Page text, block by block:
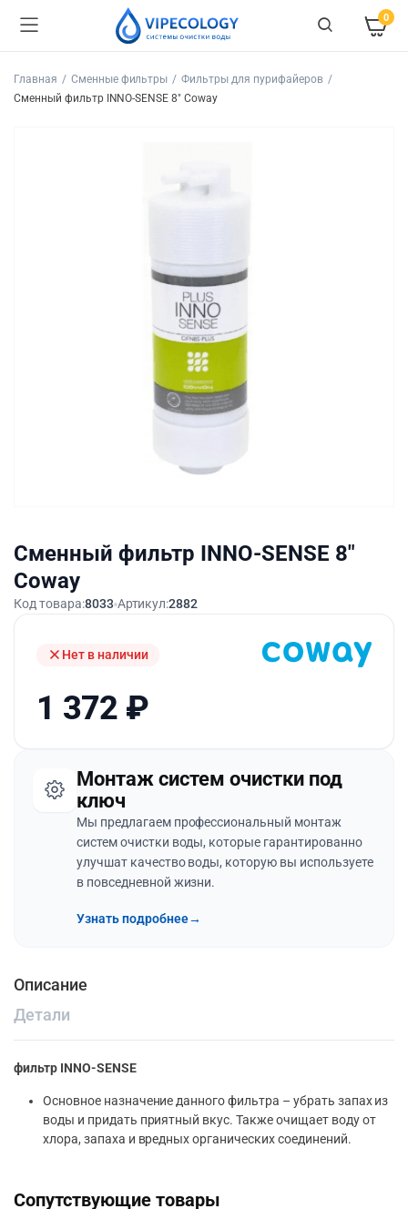
0
Главная Сменные фильтры
Фильтры для пурифайеров
Сменный фильтр INNO-SENSE 8" Coway
Сменный фильтр INNO-SENSE 8"
Coway
Код товара:8033 Артикул:2882
Нет в наличии
1 372 ₽
Монтаж систем очистки под
ключ
Мы предлагаем профессиональный монтаж
систем очистки воды, которые гарантированно
улучшат качество воды, которую вы используете
в повседневной жизни.
Узнать подробнее→
Описание
Детали
фильтр INNO-SENSE
Основное назначение данного фильтра – убрать запах из
воды и придать приятный вкус. Также очищает воду от
хлора, запаха и вредных органических соединений.
Сопутствующие товары